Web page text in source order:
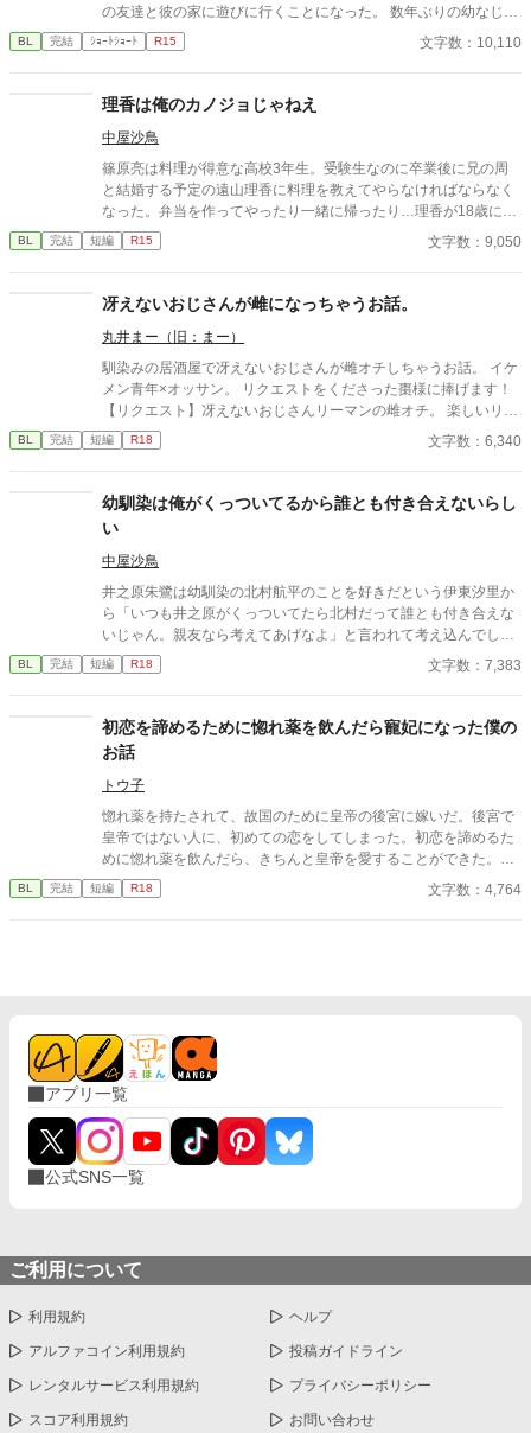
の友達と彼の家に遊びに行くことになった。 数年ぶりの幼なじみ
の家を懐かしんでいる中、いつの間にか友人たちは帰っており、
幼なじみと2人きりに。 そこで俺は彼の部屋であるものを見つけ
BL 完結 ｼｮｰﾄｼｮｰﾄ R15 文字数：10,110
理香は俺のカノジョじゃねえ
中屋沙鳥
篠原亮は料理が得意な高校3年生。受験生なのに卒業後に兄の周
と結婚する予定の遠山理香に料理を教えてやらなければならなく
なった。弁当を作ってやったり一緒に帰ったり…理香が18歳にな
るまではなぜか兄のカノジョだということはみんなに内緒にしな
ければならない。そのため友だちでイケメンの櫻井和樹やチャラ
しまうことに。そうこうしているうちに和樹の様子がおかしくな
って？口の悪い高校生男子の学生ライフ/男女CPあります。
BL 完結 短編 R15 文字数：9,050
冴えないおじさんが雌になっちゃうお話。
丸井まー（旧：まー）
馴染みの居酒屋で冴えないおじさんが雌オチしちゃうお話。 イケ
メン青年×オッサン。 リクエストをくださった棗様に捧げます！
【リクエスト】冴えないおじさんリーマンの雌オチ。 楽しいリク
エストをありがとうございました！ ※ムーンライトノベルズさん
でも公開しております。
BL 完結 短編 R18 文字数：6,340
幼馴染は俺がくっついてるから誰とも付き合えないらし
い
中屋沙鳥
井之原朱鷺は幼馴染の北村航平のことを好きだという伊東汐里か
ら「いつも井之原がくっついてたら北村だって誰とも付き合えな
いじゃん。親友なら考えてあげなよ」と言われて考え込んでしま
う。俺は航平の邪魔をしているのか？実は片思いをしているけど
航平のためを考えた方が良いのかもしれない。それをきっかけに
BL 完結 短編 R18 文字数：7,383
初恋を諦めるために惚れ薬を飲んだら寵妃になった僕の
お話
トウ子
惚れ薬を持たされて、故国のために皇帝の後宮に嫁いだ。後宮で
皇帝ではない人に、初めての恋をしてしまった。初恋を諦めるた
めに惚れ薬を飲んだら、きちんと皇帝を愛することができた。心
からの愛を捧げたら皇帝にも愛されて、僕は寵妃になった。それ
だけの幸せなお話。 2022年の惚れ薬自飲BL企画参加作品。ムー
BL 完結 短編 R18 文字数：4,764
アプリ一覧
公式SNS一覧
ご利用について
利用規約 ヘルプ
アルファコイン利用規約 投稿ガイドライン
レンタルサービス利用規約 プライバシーポリシー
スコア利用規約 お問い合わせ